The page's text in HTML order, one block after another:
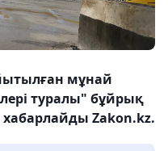
мұнай
туралы" бұйрық
Zakon.kz.